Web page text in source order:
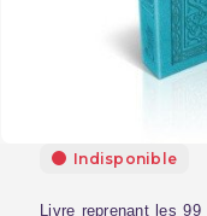
Indisponible
Livre reprenant les 99